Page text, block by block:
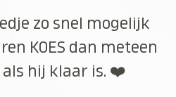
zo snel mogelijk
KOES dan meteen
als hij klaar is. ❤️